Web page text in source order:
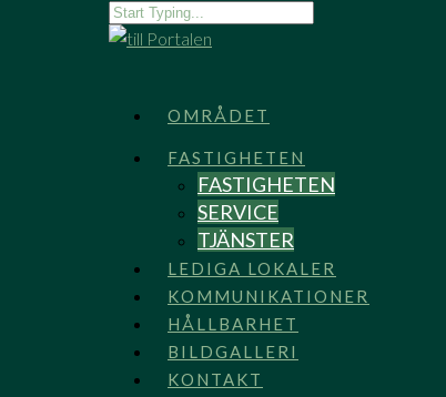
OMRÅDET
FASTIGHETEN
FASTIGHETEN
SERVICE
TJÄNSTER
LEDIGA LOKALER
KOMMUNIKATIONER
HÅLLBARHET
BILDGALLERI
KONTAKT